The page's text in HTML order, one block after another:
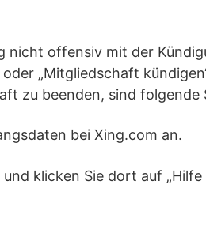
nicht offensiv mit der
„Mitgliedschaft
zu beenden, sind
bei Xing.com an.
klicken Sie dort auf „Hilfe